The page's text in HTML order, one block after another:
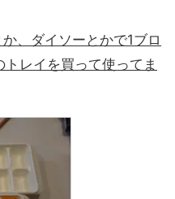
、ダイソーとかで1ブロ
レイを買って使ってま